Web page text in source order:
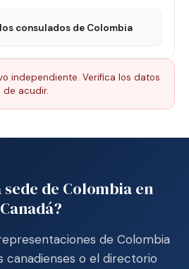
consulados de Colombia
independiente. Verifica los datos
de acudir.
de Colombia en
Canadá?
de Colombia
canadienses o el directorio